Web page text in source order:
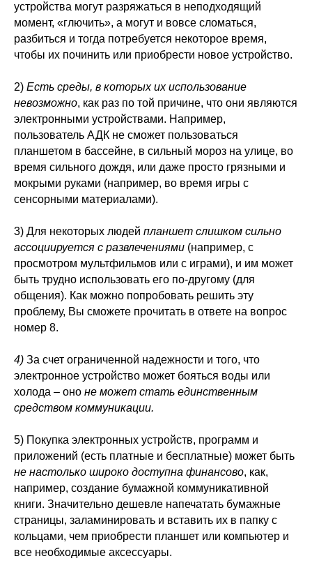
устройства могут разряжаться в неподходящий
момент, «глючить», а могут и вовсе сломаться,
разбиться и тогда потребуется некоторое время,
чтобы их починить или приобрести новое устройство.
2) Есть среды, в которых их использование
невозможно, как раз по той причине, что они являются
электронными устройствами. Например,
пользователь АДК не сможет пользоваться
планшетом в бассейне, в сильный мороз на улице, во
время сильного дождя, или даже просто грязными и
мокрыми руками (например, во время игры с
сенсорными материалами).
3) Для некоторых людей планшет слишком сильно
ассоциируется с развлечениями (например, с
просмотром мультфильмов или с играми), и им может
быть трудно использовать его по-другому (для
общения). Как можно попробовать решить эту
проблему, Вы сможете прочитать в ответе на вопрос
номер 8.
4) За счет ограниченной надежности и того, что
электронное устройство может бояться воды или
холода – оно не может стать единственным
средством коммуникации.
5) Покупка электронных устройств, программ и
приложений (есть платные и бесплатные) может быть
не настолько широко доступна финансово, как,
например, создание бумажной коммуникативной
книги. Значительно дешевле напечатать бумажные
страницы, заламинировать и вставить их в папку с
кольцами, чем приобрести планшет или компьютер и
все необходимые аксессуары.